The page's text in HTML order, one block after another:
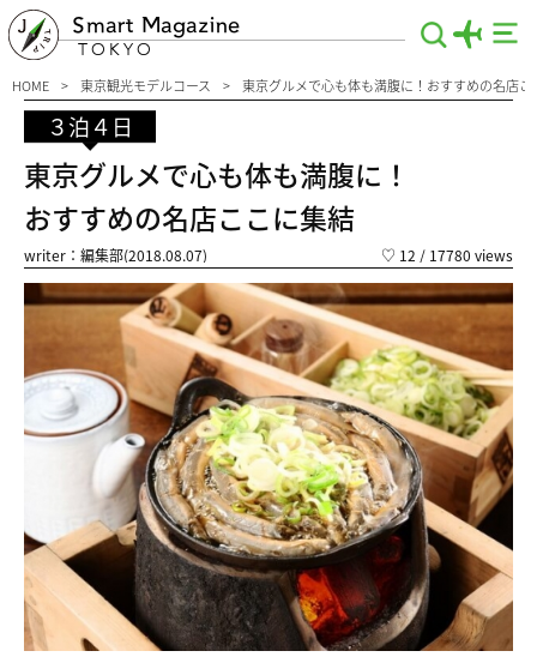
Smart Magazine
TOKYO
HOME 東京観光モデルコース 東京グルメで心も体も満腹に！おすすめの名店こ
３泊４日
東京グルメで心も体も満腹に！
おすすめの名店ここに集結
writer：編集部(2018.08.07) ♡ 12 / 17780 views